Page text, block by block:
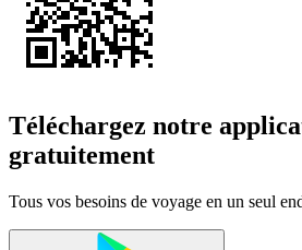
Téléchargez notre
gratuitement
Tous vos besoins de voyage en un seul